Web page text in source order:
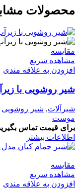
محصولات
مقایسه
مشاهده سریع
افزودن به علاقه مندی
شیر روشویی با
شیرآلات, شیر روشویی
موست
برای قیمت تماس
اطلاعات بیشتر
مقایسه
مشاهده سریع
افزودن به علاقه مندی